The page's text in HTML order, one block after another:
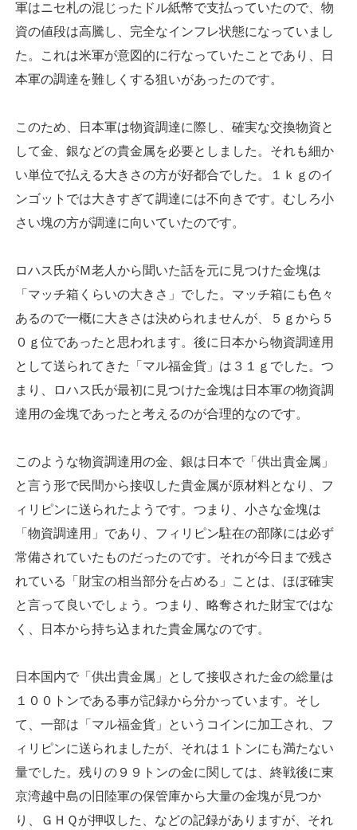
軍はニセ札の混じったドル紙幣で支払っていたので、物
資の値段は高騰し、完全なインフレ状態になっていまし
た。これは米軍が意図的に行なっていたことであり、日
本軍の調達を難しくする狙いがあったのです。
このため、日本軍は物資調達に際し、確実な交換物資と
して金、銀などの貴金属を必要としました。それも細か
い単位で払える大きさの方が好都合でした。１ｋｇのイ
ンゴットでは大きすぎて調達には不向きです。むしろ小
さい塊の方が調達に向いていたのです。
ロハス氏がＭ老人から聞いた話を元に見つけた金塊は
「マッチ箱くらいの大きさ」でした。マッチ箱にも色々
あるので一概に大きさは決められませんが、５ｇから５
０ｇ位であったと思われます。後に日本から物資調達用
として送られてきた「マル福金貨」は３１ｇでした。つ
まり、ロハス氏が最初に見つけた金塊は日本軍の物資調
達用の金塊であったと考えるのが合理的なのです。
このような物資調達用の金、銀は日本で「供出貴金属」
と言う形で民間から接収した貴金属が原材料となり、フ
ィリピンに送られたようです。つまり、小さな金塊は
「物資調達用」であり、フィリピン駐在の部隊には必ず
常備されていたものだったのです。それが今日まで残さ
れている「財宝の相当部分を占める」ことは、ほぼ確実
と言って良いでしょう。つまり、略奪された財宝ではな
く、日本から持ち込まれた貴金属なのです。
日本国内で「供出貴金属」として接収された金の総量は
１００トンである事が記録から分かっています。そし
て、一部は「マル福金貨」というコインに加工され、フ
ィリピンに送られましたが、それは１トンにも満たない
量でした。残りの９９トンの金に関しては、終戦後に東
京湾越中島の旧陸軍の保管庫から大量の金塊が見つか
り、ＧＨＱが押収した、などの記録がありますが、それ